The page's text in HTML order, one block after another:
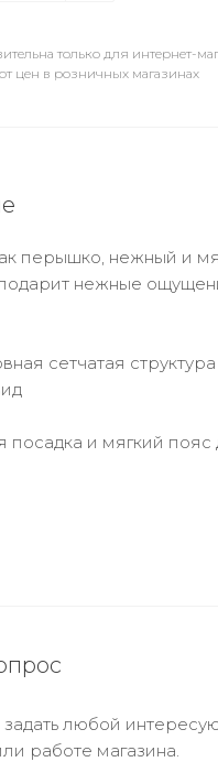
только для интернет-
цен в розничных магазинах
перышко, нежный и
нежные
сетчатая
посадка и мягкий пояс
любой
работе магазина.